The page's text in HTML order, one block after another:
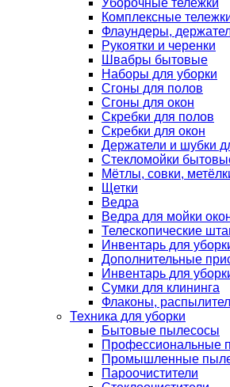
Комплексные
Флаундеры,
Рукоятки и черенки
Швабры бытовые
Наборы для уборки
Сгоны для полов
Сгоны для окон
Скребки для полов
Скребки для окон
Держатели и шубки
Стекломойки
Мётлы, совки,
Щетки
Ведра
Ведра для мойки
Телескопические
Инвентарь для
Дополнительные
Инвентарь для
Сумки для клининга
Флаконы,
Техника для уборки
Бытовые пылесосы
Профессиональные
Промышленные
Пароочистители